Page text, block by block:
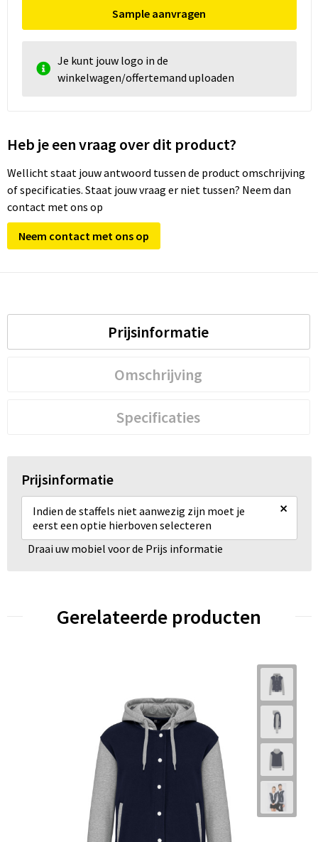
Sample aanvragen
Je kunt jouw logo in de
winkelwagen/offertemand uploaden
Heb je een vraag over dit product?
Wellicht staat jouw antwoord tussen de product omschrijving
of specificaties. Staat jouw vraag er niet tussen? Neem dan
contact met ons op
Neem contact met ons op
Prijsinformatie
Omschrijving
Specificaties
Prijsinformatie
Indien de staffels niet aanwezig zijn moet je
eerst een optie hierboven selecteren
×
Draai uw mobiel voor de Prijs informatie
Gerelateerde producten